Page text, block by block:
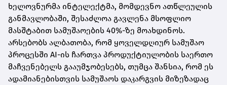
ხელოვნურმა ინტელექტმა, მომდევნო ათწლეულის
განმავლობაში, შესაძლოა გავლენა მსოფლიო
მასშტაბით სამუშაოების 40%-ზე მოახდინოს.
არსებობს ალბათობა, რომ ყოველდღიურ სამუშაო
პროცესში AI-ის ჩართვა პროდუქტიულობის საერთო
მაჩვენებელს გააუმჯობესებს, თუმცა შანსია, რომ ეს
ადამიანებისთვის სამუშაოს დაკარგვის მიზეზადაც